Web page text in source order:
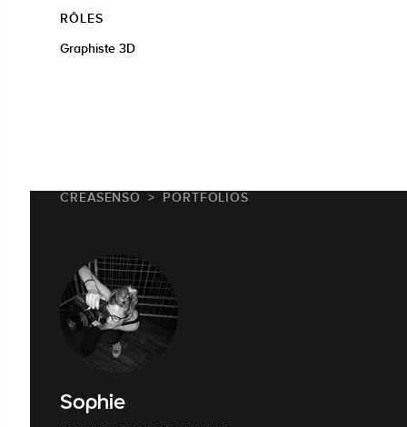
RÔLES
Graphiste 3D
CREASENSO PORTFOLIOS
Sophie